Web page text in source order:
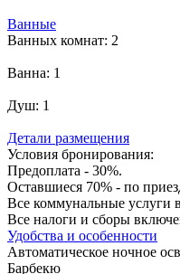
Ванные
Ванных комнат: 2
Ванна: 1
Душ: 1
Детали размещения
Условия бронирования:
Предоплата - 30%.
Оставшиеся 70% - по
Все коммунальные услуги
Все налоги и сборы
Удобства и особенности
Автоматическое ночное
Барбекю